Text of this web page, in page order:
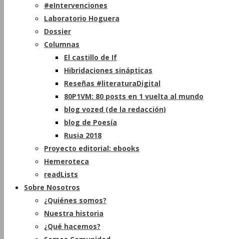
#eIntervenciones
Laboratorio Hoguera
Dossier
Columnas
El castillo de If
Hibridaciones sinápticas
Reseñas #literaturaDigital
80P1VM: 80 posts en 1 vuelta al mundo
blog vozed (de la redacción)
blog de Poesía
Rusia 2018
Proyecto editorial: ebooks
Hemeroteca
readLists
Sobre Nosotros
¿Quiénes somos?
Nuestra historia
¿Qué hacemos?